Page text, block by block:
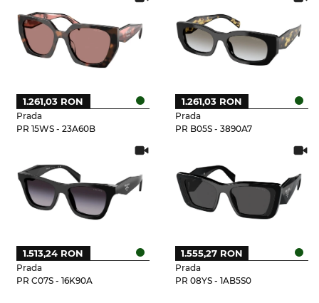
Prada
PR 15WS - 23A60B
1.261,03 RON
Prada
PR B05S - 3890A7
1.261,03 RON
Prada
PR C07S - 16K90A
1.513,24 RON
Prada
PR 08YS - 1AB5S0
1.555,27 RON